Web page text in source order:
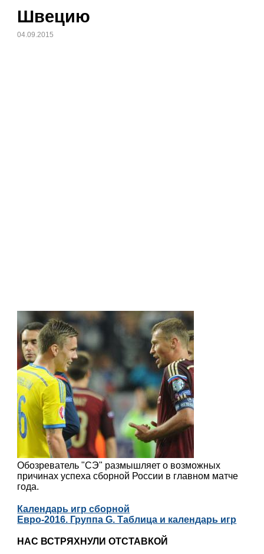
Швецию
04.09.2015
Обозреватель "СЭ" размышляет о возможных
причинах успеха сборной России в главном матче
года.
Календарь игр сборной
Евро-2016. Группа G. Таблица и календарь игр
НАС ВСТРЯХНУЛИ ОТСТАВКОЙ